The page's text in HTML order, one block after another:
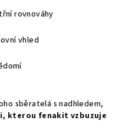
rovnováhy
vhled
sběratelá s nadhledem,
kterou fenakit vzbuzuje